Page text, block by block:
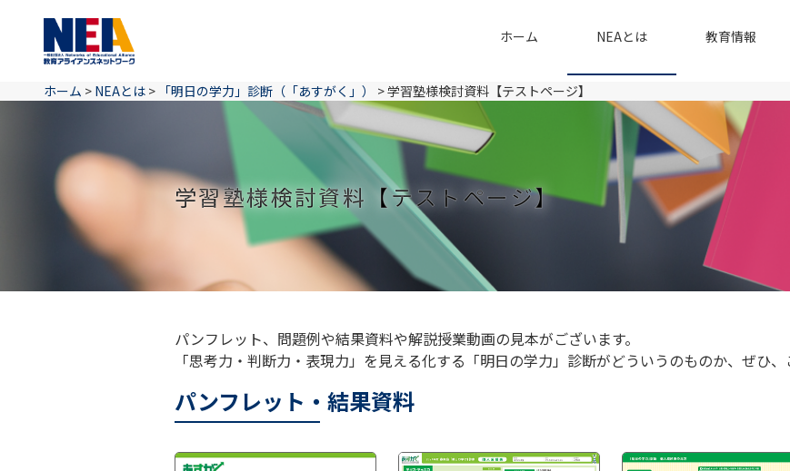
ホーム NEAとは 教育情報
ホーム > NEAとは > 「明日の学力」診断（「あすがく」） >学習塾様検討資料【テストページ】
学習塾様検討資料【テストページ】
パンフレット、問題例や結果資料や解説授業動画の見本がございます。
「思考力・判断力・表現力」を見える化する「明日の学力」診断がどういうのものか、ぜひ、
パンフレット・結果資料